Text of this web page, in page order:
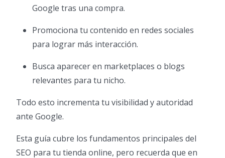
Google tras una compra.
Promociona tu contenido en redes sociales
para lograr más interacción.
Busca aparecer en marketplaces o blogs
relevantes para tu nicho.
Todo esto incrementa tu visibilidad y autoridad
ante Google.
Esta guía cubre los fundamentos principales del
SEO para tu tienda online, pero recuerda que en